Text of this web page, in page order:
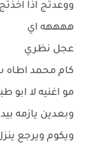
ووعدتج اذا
ههههه اي
عجل نظري
كام محمد
مو اغنيه لا ابو
وبعدين يازمه